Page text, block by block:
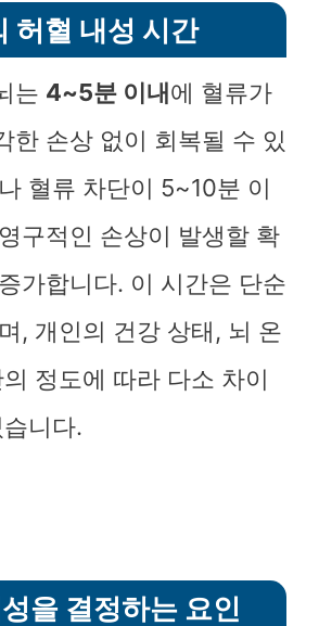
허혈 내성 시간
는 4~5분 이내에 혈류가
한 손상 없이 회복될 수 있
혈류 차단이 5~10분 이
구적인 손상이 발생할 확
가합니다. 이 시간은 단순
, 개인의 건강 상태, 뇌 온
정도에 따라 다소 차이
니다.
을 결정하는 요인